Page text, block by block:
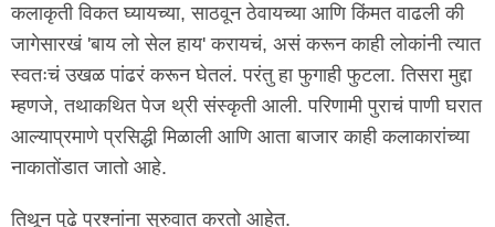
कलाकृती विकत घ्यायच्या, साठवून ठेवायच्या आणि किंमत वाढली की
जागेसारखं 'बाय लो सेल हाय' करायचं, असं करून काही लोकांनी त्यात
स्वतःचं उखळ पांढरं करून घेतलं. परंतु हा फुगाही फुटला. तिसरा मुद्दा
म्हणजे, तथाकथित पेज थ्री संस्कृती आली. परिणामी पुराचं पाणी घरात
आल्याप्रमाणे प्रसिद्धी मिळाली आणि आता बाजार काही कलाकारांच्या
नाकातोंडात जातो आहे.
तिथून पुढे प्रश्नांना सुरुवात करतो आहेत.